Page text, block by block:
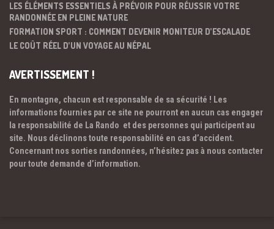
LES ÉLÉMENTS ESSENTIELS À PRÉVOIR POUR RÉUSSIR VOTRE
RANDONNÉE EN PLEINE NATURE
FORMATION SPORT : COMMENT DEVENIR MONITEUR D’ESCALADE
LE COÛT RÉEL D’UN VOYAGE AU NÉPAL
AVERTISSEMENT !
En montagne, chacun est responsable de sa sécurité ! Les
informations fournies par ce site ne pourront en aucun cas engager
la responsabilité de La Rando et des personnes qui participent au
site. Nous déclinons toute responsabilité en cas d’accident.
Concernant nos sorties randonnées, n’hésitez pas à nous contacter
pour toute demande d’information.